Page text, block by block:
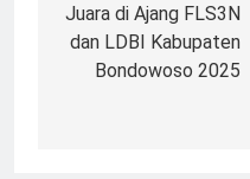
Juara di Ajang FLS3N
dan LDBI Kabupaten
Bondowoso 2025